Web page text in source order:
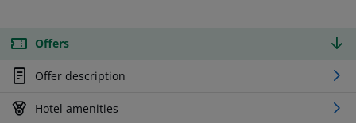
Offers
Offer description
Hotel amenities